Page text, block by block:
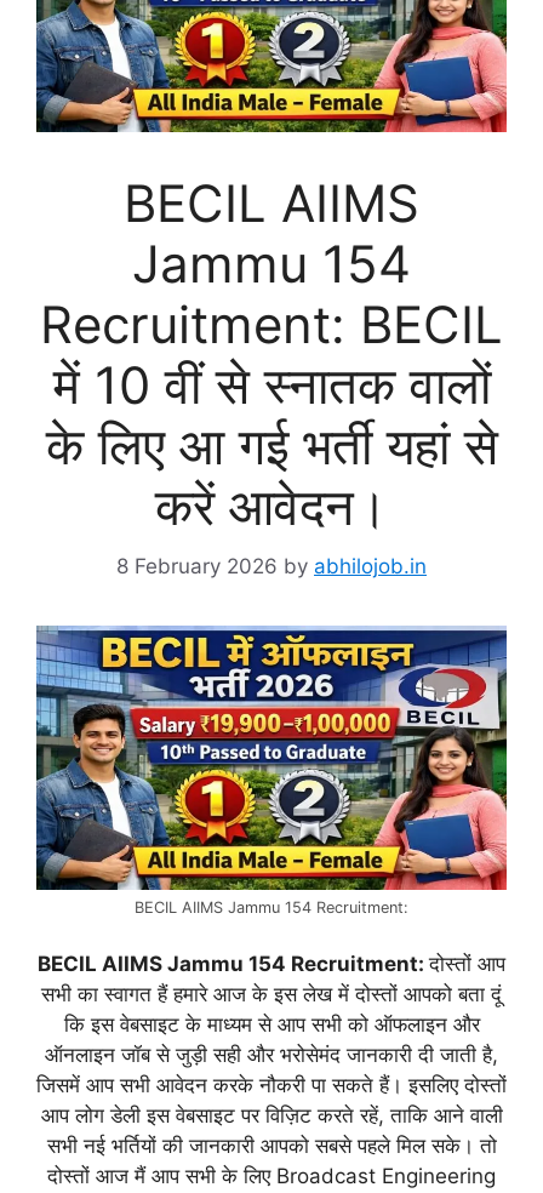
BECIL AIIMS
Jammu 154
Recruitment: BECIL
में 10 वीं से स्नातक वालों
के लिए आ गई भर्ती यहां से
करें आवेदन।
8 February 2026 by abhilojob.in
BECIL AIIMS Jammu 154 Recruitment:
BECIL AIIMS Jammu 154 Recruitment:दोस्तों आप
सभी का स्वागत हैं हमारे आज के इस लेख में दोस्तों आपको बता दूं
कि इस वेबसाइट के माध्यम से आप सभी को ऑफलाइन और
ऑनलाइन जॉब से जुड़ी सही और भरोसेमंद जानकारी दी जाती है,
जिसमें आप सभी आवेदन करके नौकरी पा सकते हैं। इसलिए दोस्तों
आप लोग डेली इस वेबसाइट पर विज़िट करते रहें, ताकि आने वाली
सभी नई भर्तियों की जानकारी आपको सबसे पहले मिल सके। तो
दोस्तों आज मैं आप सभी के लिए Broadcast Engineering